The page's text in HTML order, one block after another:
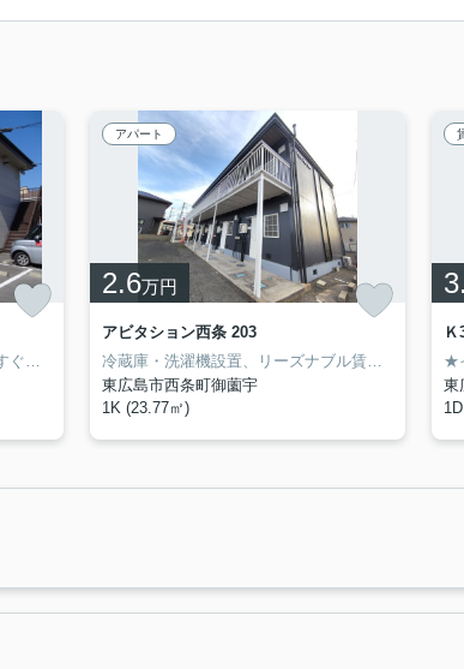
☆家電付き（サービス品です）☆すぐに新生活をスタートできます！南向きベランダにすっきりした間取りの8帖洋室タイプです。室内洗濯機設置、ガス２口コンロサイズのファミリーサイズのキッチンだから自炊派にお勧め！
アパート
2.6万円
アビタション西条 203
冷蔵庫・洗濯機設置、リーズナブル賃料のお部屋です。2口ガスコンロ設置可、ファミリー向け流し台仕様で自炊派に人気の物件。大型商業施設は車で5分！
東広島市西条町御薗宇
1K (23.77㎡)
東